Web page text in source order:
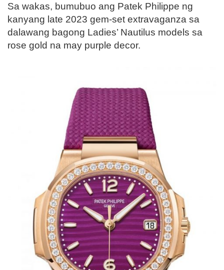
Sa wakas, bumubuo ang Patek Philippe ng
kanyang late 2023 gem-set extravaganza sa
dalawang bagong Ladies’ Nautilus models sa
rose gold na may purple decor.